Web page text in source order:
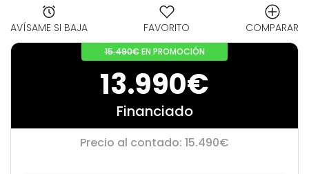
AVÍSAME SI BAJA FAVORITO COMPARAR
15.490€EN PROMOCIÓN
13.990€
Financiado
Precio al contado: 15.490€